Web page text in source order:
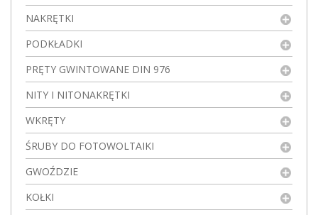
NAKRĘTKI
PODKŁADKI
PRĘTY GWINTOWANE DIN 976
NITY I NITONAKRĘTKI
WKRĘTY
ŚRUBY DO FOTOWOLTAIKI
GWOŹDZIE
KOŁKI